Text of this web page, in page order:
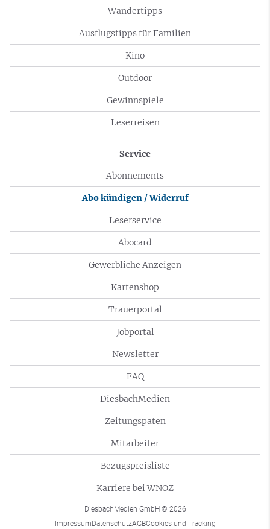
Wandertipps
Ausflugstipps für Familien
Kino
Outdoor
Gewinnspiele
Leserreisen
Service
Abonnements
Abo kündigen / Widerruf
Leserservice
Abocard
Gewerbliche Anzeigen
Kartenshop
Trauerportal
Jobportal
Newsletter
FAQ
DiesbachMedien
Zeitungspaten
Mitarbeiter
Bezugspreisliste
Karriere bei WNOZ
DiesbachMedien GmbH © 2026
ImpressumDatenschutzAGBCookies und Tracking